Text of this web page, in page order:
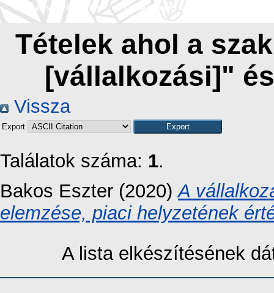
Tallózás szerző szerint
Tallózás nyelv szerint
Tételek ahol a
[vállalkozási]"
Vissza
Export
Találatok száma: 1.
Bakos Eszter (2020)A
elemzése, piaci helyzetének
A lista elkészítésének